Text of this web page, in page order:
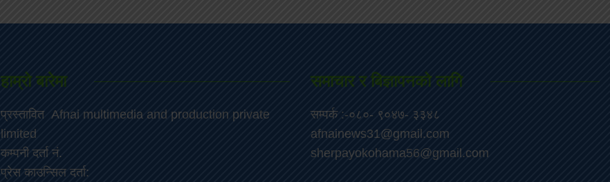
हाम्रो बारेमा
प्रस्तावित Afnai multimedia and production private
limited
कम्पनी दर्ता नं.
प्रेस काउन्सिल दर्ता:
समाचार र बिज्ञापनको लागि
सम्पर्क :-०८०- ९०४७- ३३४८
afnainews31@gmail.com
sherpayokohama56@gmail.com